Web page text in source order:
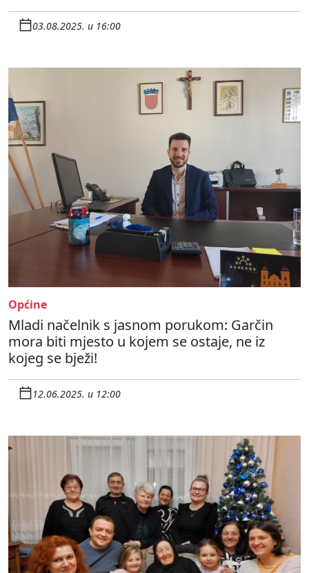
03.08.2025. u 16:00
Općine
Mladi načelnik s jasnom porukom: Garčin
mora biti mjesto u kojem se ostaje, ne iz
kojeg se bježi!
12.06.2025. u 12:00